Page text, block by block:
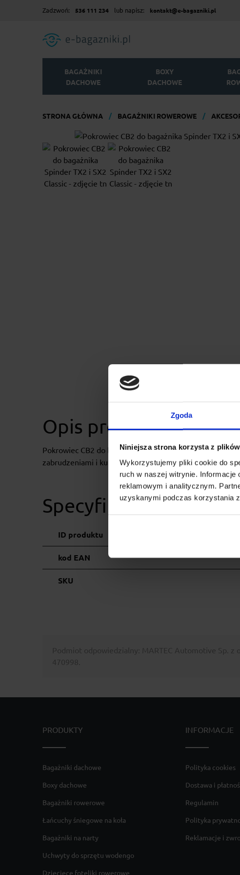
Zgoda
Niniejsza strona korzysta z
Wykorzystujemy pliki cookie do
ruch w naszej witrynie.
reklamowym i analitycznym.
uzyskanymi podczas korzystania z
Zadzwoń: 536 111 234 lub napisz: kontakt@e-bagazniki.pl
BAGAŻNIKI
DACHOWE
BOXY
DACHOWE
STRONA GŁÓWNA BAGAŻNIKI ROWEROWE
Opis produktu
Pokrowiec CB2 do bagażnika Spinder TX2 i SX2
zabrudzeniami i kurzem. Zamykany za pomocą zamka
Specyfikacja
ID produktu
kod EAN
SKU
Podmiot odpowiedzialny: MARTEC Automotive Sp. z
470998.
PRODUKTY
Bagażniki dachowe
Boxy dachowe
Bagażniki rowerowe
Łańcuchy śniegowe na koła
Bagażniki na narty
Uchwyty do sprzętu wodengo
Dziecięce foteliki rowerowe
INFORMACJE
Polityka cookies
Dostawa i
Regulamin
Polityka
Reklamacje i